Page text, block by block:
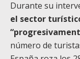
Durante su
el sector
número de